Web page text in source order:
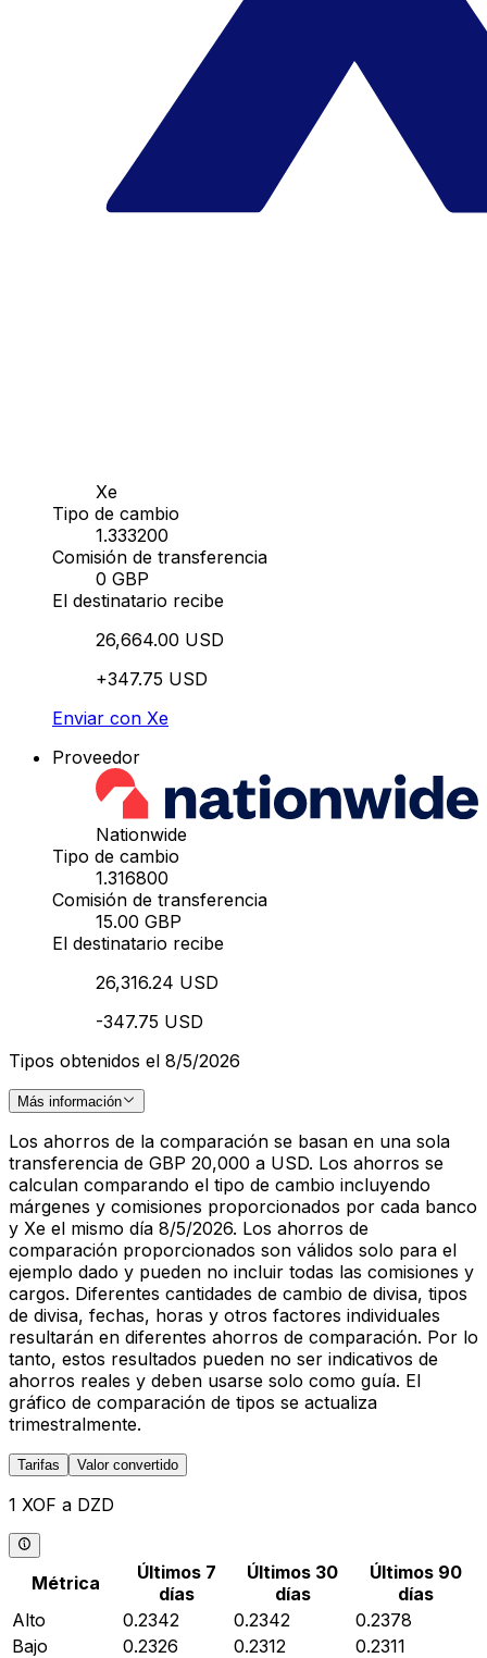
Xe
Tipo de cambio
1.333200
Comisión de transferencia
0 GBP
El destinatario recibe
26,664.00 USD
+347.75 USD
Enviar con Xe
Proveedor
Nationwide
Tipo de cambio
1.316800
Comisión de transferencia
15.00 GBP
El destinatario recibe
26,316.24 USD
-347.75 USD
Tipos obtenidos el 8/5/2026
Más información
Los ahorros de la comparación se basan en una sola
transferencia de GBP 20,000 a USD. Los ahorros se
calculan comparando el tipo de cambio incluyendo
márgenes y comisiones proporcionados por cada banco
y Xe el mismo día 8/5/2026. Los ahorros de
comparación proporcionados son válidos solo para el
ejemplo dado y pueden no incluir todas las comisiones y
cargos. Diferentes cantidades de cambio de divisa, tipos
de divisa, fechas, horas y otros factores individuales
resultarán en diferentes ahorros de comparación. Por lo
tanto, estos resultados pueden no ser indicativos de
ahorros reales y deben usarse solo como guía. El
gráfico de comparación de tipos se actualiza
trimestralmente.
Tarifas Valor convertido
1 XOF a DZD
Métrica
Últimos 7
días
Últimos 30
días
Últimos 90
días
Alto
0.2342 0.2342
0.2378
Bajo
0.2326 0.2312
0.2311